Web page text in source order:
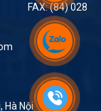
FAX: (84) 028
Hà Nội